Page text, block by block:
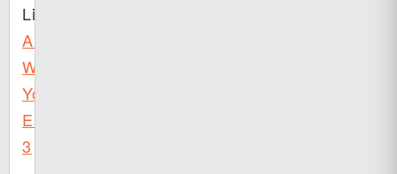
Link（
Are
What
You
Eat
3